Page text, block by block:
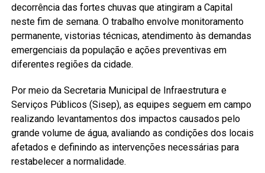
decorrência das fortes chuvas que atingiram a Capital
neste fim de semana. O trabalho envolve monitoramento
permanente, vistorias técnicas, atendimento às demandas
emergenciais da população e ações preventivas em
diferentes regiões da cidade.
Por meio da Secretaria Municipal de Infraestrutura e
Serviços Públicos (Sisep), as equipes seguem em campo
realizando levantamentos dos impactos causados pelo
grande volume de água, avaliando as condições dos locais
afetados e definindo as intervenções necessárias para
restabelecer a normalidade.